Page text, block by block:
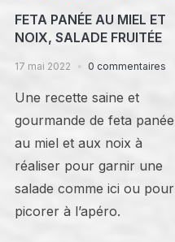
FETA PANÉE AU MIEL ET
NOIX, SALADE FRUITÉE
17 mai 2022 0 commentaires
Une recette saine et
gourmande de feta panée
au miel et aux noix à
réaliser pour garnir une
salade comme ici ou pour
picorer à l’apéro.